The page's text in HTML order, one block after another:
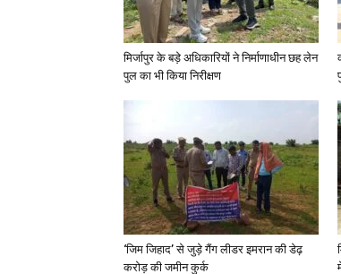
मिर्जापुर के बड़े अधिकारियों ने निर्माणाधीन छह लेन
पुल का भी किया निरीक्षण
‘जिम जिहाद’ से जुड़े गैंग लीडर इमरान की डेढ़
करोड़ की जमीन कुर्क